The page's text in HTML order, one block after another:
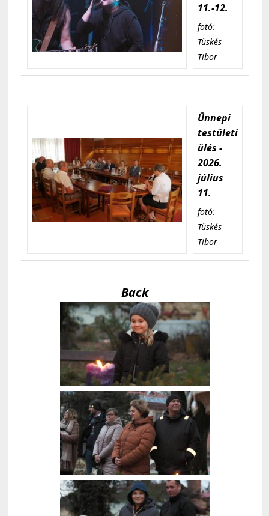
11.-12.
fotó:
Tüskés
Tibor
Ünnepi
testületi
ülés -
2026.
július
11.
fotó:
Tüskés
Tibor
Back